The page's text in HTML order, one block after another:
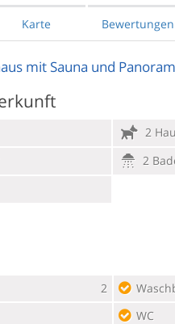
Karte Bewertungen
mit Sauna und
2
2
2
WC